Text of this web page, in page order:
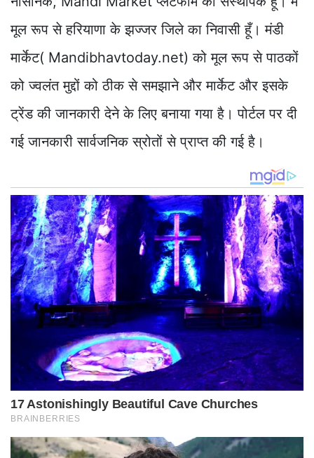
मूल रूप से हरियाणा के झज्जर जिले का निवासी हूँ। मंडी
मार्केट( Mandibhavtoday.net) को मूल रूप से पाठकों
को ज्वलंत मुद्दों को ठीक से समझाने और मार्केट और इसके
ट्रेंड की जानकारी देने के लिए बनाया गया है। पोर्टल पर दी
गई जानकारी सार्वजनिक स्रोतों से प्राप्त की गई है।